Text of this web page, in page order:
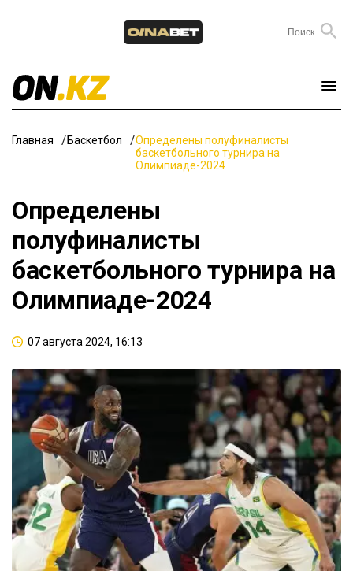
Главная Баскетбол
Определены полуфиналисты
баскетбольного турнира на
Олимпиаде-2024
Определены
полуфиналисты
баскетбольного турнира на
Олимпиаде-2024
07 августа 2024, 16:13